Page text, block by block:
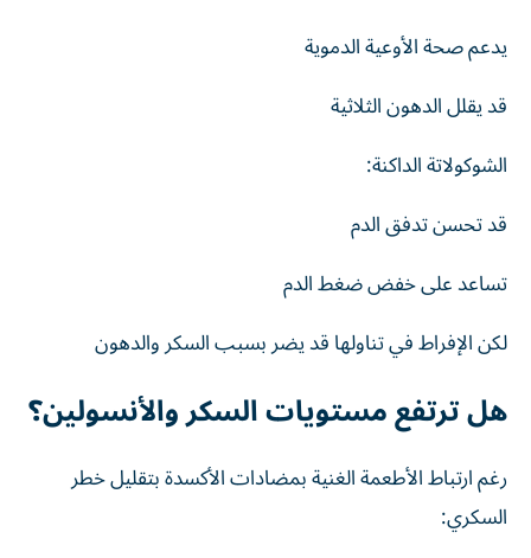
يدعم صحة الأوعية الدموية
قد يقلل الدهون الثلاثية
الشوكولاتة الداكنة:
قد تحسن تدفق الدم
تساعد على خفض ضغط الدم
لكن الإفراط في تناولها قد يضر بسبب السكر والدهون
هل ترتفع مستويات السكر والأنسولين؟
رغم ارتباط الأطعمة الغنية بمضادات الأكسدة بتقليل خطر
السكري: